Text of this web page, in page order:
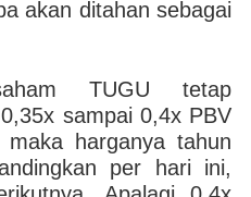
akan ditahan sebagai
TUGU tetap
sampai 0,4x PBV
maka harganya tahun
per hari ini,